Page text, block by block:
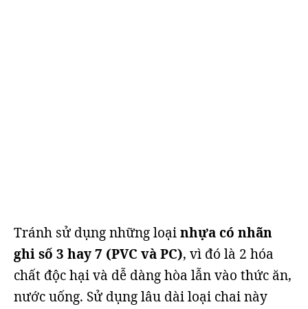
Tránh sử dụng những loạinhựa có nhãn
ghi số 3 hay 7 (PVC và PC), vì đó là 2 hóa
chất độc hại và dễ dàng hòa lẫn vào thức ăn,
nước uống. Sử dụng lâu dài loại chai này